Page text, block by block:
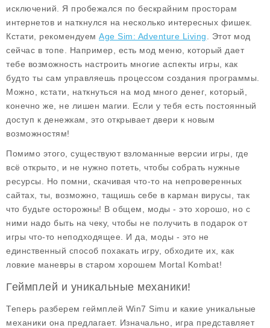
исключений. Я пробежался по бескрайним просторам
интернетов и наткнулся на несколько интересных фишек.
Кстати, рекомендуем Age Sim: Adventure Living . Этот мод
сейчас в топе. Например, есть мод меню , который дает
тебе возможность настроить многие аспекты игры, как
будто ты сам управляешь процессом создания программы.
Можно, кстати, наткнуться на мод много денег , который,
конечно же, не лишен магии. Если у тебя есть постоянный
доступ к денежкам, это открывает двери к новым
возможностям!
Помимо этого, существуют взломанные версии игры, где
всё открыто, и не нужно потеть, чтобы собрать нужные
ресурсы. Но помни, скачивая что-то на непроверенных
сайтах, ты, возможно, тащишь себе в карман вирусы, так
что будьте осторожны! В общем, моды - это хорошо, но с
ними надо быть на чеку, чтобы не получить в подарок от
игры что-то неподходящее. И да, моды - это не
единственный способ похакать игру, обходите их, как
ловкие маневры в старом хорошем Mortal Kombat!
Геймплей и уникальные механики!
Теперь разберем геймплей Win7 Simu и какие уникальные
механики она предлагает. Изначально, игра представляет